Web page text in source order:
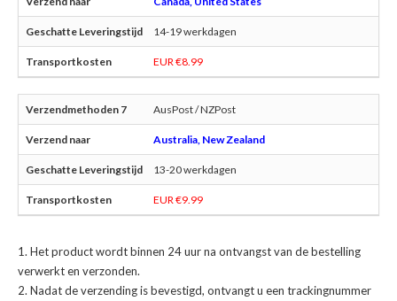
14-19 werkdagen
EUR €8.99
AusPost / NZPost
Australia, New Zealand
13-20 werkdagen
EUR €9.99
Het product wordt binnen 24 uur na ontvangst van de bestelling
verwerkt en verzonden.
Nadat de verzending is bevestigd, ontvangt u een trackingnummer